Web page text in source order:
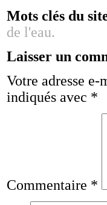
Mots clés du
de l'eau.
Laisser un
Votre adresse e-
indiqués avec *
Commentaire *